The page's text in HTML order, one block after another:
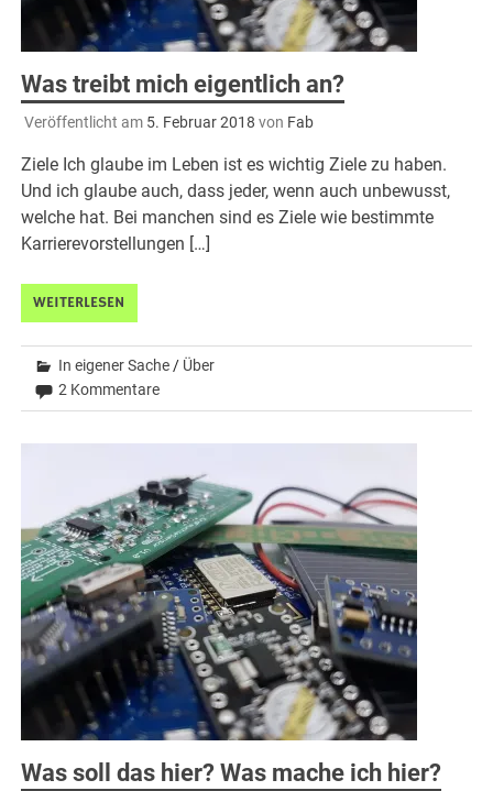
Was treibt mich eigentlich an?
Veröffentlicht am 5. Februar 2018 von Fab
Ziele Ich glaube im Leben ist es wichtig Ziele zu haben.
Und ich glaube auch, dass jeder, wenn auch unbewusst,
welche hat. Bei manchen sind es Ziele wie bestimmte
Karrierevorstellungen […]
WEITERLESEN
In eigener Sache/ Über
2 Kommentare
Was soll das hier? Was mache ich hier?